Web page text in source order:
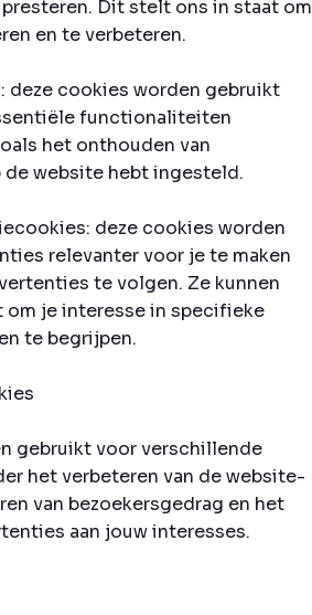
Dit stelt ons in staat om
en te verbeteren.
deze cookies worden gebruikt
functionaliteiten
het onthouden van
website hebt ingesteld.
deze cookies worden
relevanter voor je te maken
te volgen. Ze kunnen
om je interesse in specifieke
te begrijpen.
gebruikt voor verschillende
het verbeteren van de website-
van bezoekersgedrag en het
aan jouw interesses.